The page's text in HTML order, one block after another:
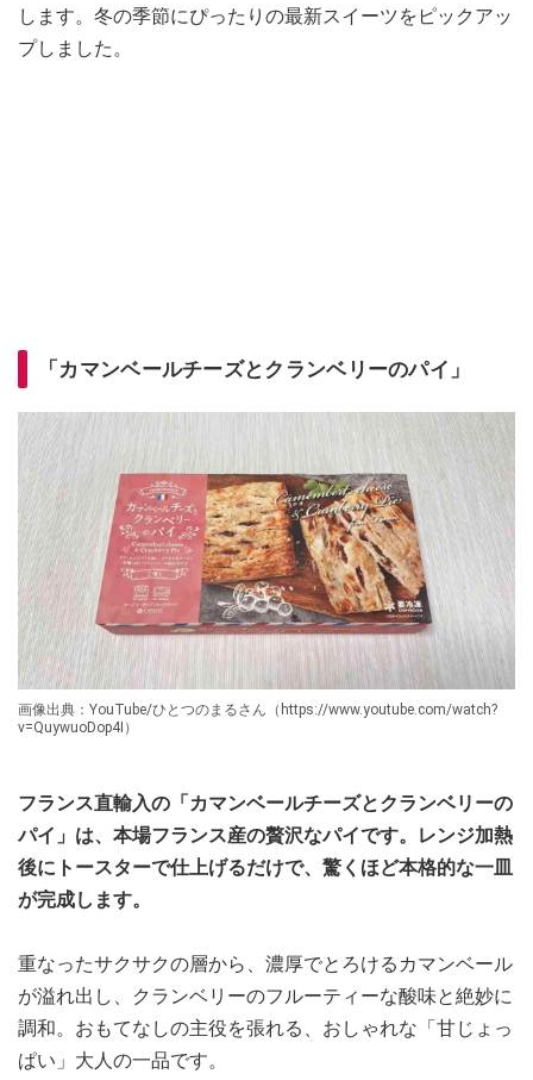
します。冬の季節にぴったりの最新スイーツをピックアッ
プしました。
「カマンベールチーズとクランベリーのパイ」
画像出典：YouTube/ひとつのまるさん（https://www.youtube.com/watch?
v=QuywuoDop4I）
フランス直輸入の「カマンベールチーズとクランベリーの
パイ」は、本場フランス産の贅沢なパイです。レンジ加熱
後にトースターで仕上げるだけで、驚くほど本格的な一皿
が完成します。
重なったサクサクの層から、濃厚でとろけるカマンベール
が溢れ出し、クランベリーのフルーティーな酸味と絶妙に
調和。おもてなしの主役を張れる、おしゃれな「甘じょっ
ぱい」大人の一品です。